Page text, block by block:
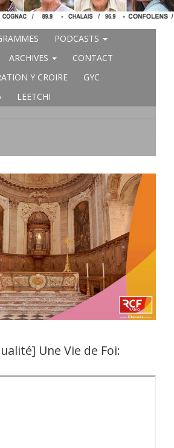
PODCASTS
ARCHIVES
CONTACT
Y CROIRE
GYC
LEETCHI
Une Vie de Foi: